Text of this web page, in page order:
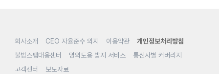
회사소개 CEO 자율준수 의지 이용약관
개인정보처리방침
불법스팸대응센터
명의도용 방지 서비스
통신사별 커버리지
고객센터
보도자료